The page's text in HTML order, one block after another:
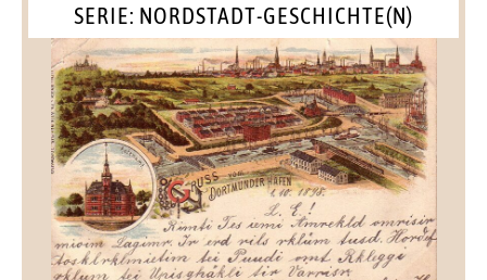
SERIE: NORDSTADT-GESCHICHTE(N)